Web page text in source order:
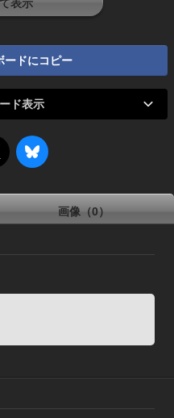
表示
ードにコピー
ド表示
画像（0）